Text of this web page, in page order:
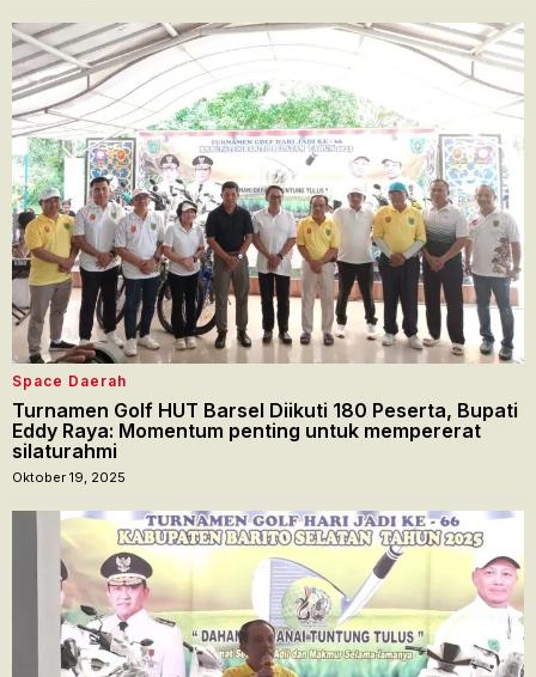
Space Daerah
Turnamen Golf HUT Barsel Diikuti 180 Peserta, Bupati
Eddy Raya: Momentum penting untuk mempererat
silaturahmi
Oktober 19, 2025